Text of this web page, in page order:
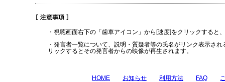
・視聴画面右下の「歯車アイコン」から[速度]をクリックすると
・発言者一覧について、説明・質疑者等の氏名がリンク表示さ
リックするとその発言者からの映像が再生されます。
HOME お知らせ 利用方法 FAQ